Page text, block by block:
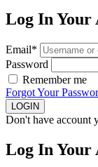
Log In Your
Email*
Password
Remember me
Forgot Your
Don't have account
Log In Your